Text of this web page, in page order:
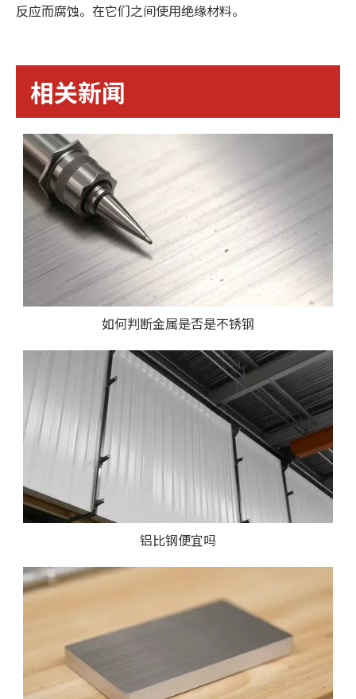
反应而腐蚀。在它们之间使用绝缘材料。
相关新闻
如何判断金属是否是不锈钢
铝比钢便宜吗